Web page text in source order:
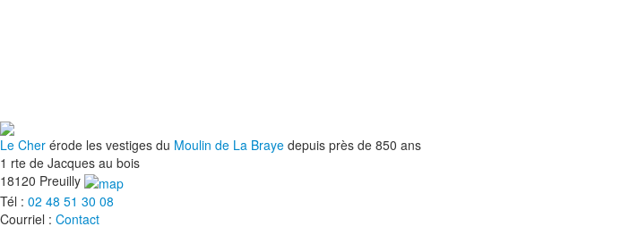
Le Cher érode les vestiges du Moulin de La Braye depuis près de 850 ans
1 rte de Jacques au bois
18120 Preuilly
Tél : 02 48 51 30 08
Courriel : Contact